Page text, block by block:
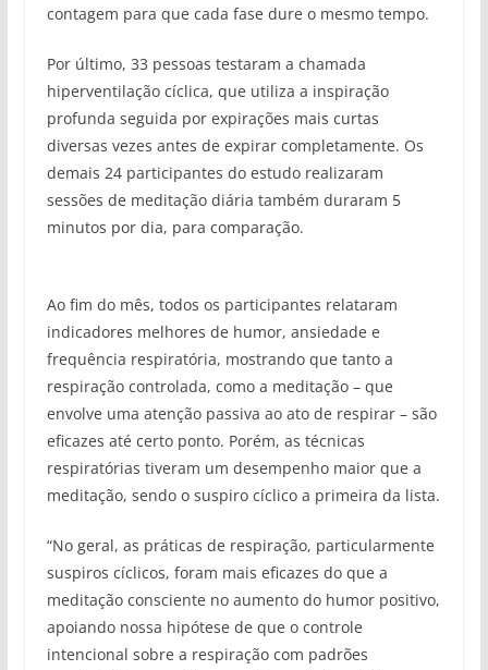
contagem para que cada fase dure o mesmo tempo.
Por último, 33 pessoas testaram a chamada
hiperventilação cíclica, que utiliza a inspiração
profunda seguida por expirações mais curtas
diversas vezes antes de expirar completamente. Os
demais 24 participantes do estudo realizaram
sessões de meditação diária também duraram 5
minutos por dia, para comparação.
Ao fim do mês, todos os participantes relataram
indicadores melhores de humor, ansiedade e
frequência respiratória, mostrando que tanto a
respiração controlada, como a meditação – que
envolve uma atenção passiva ao ato de respirar – são
eficazes até certo ponto. Porém, as técnicas
respiratórias tiveram um desempenho maior que a
meditação, sendo o suspiro cíclico a primeira da lista.
“No geral, as práticas de respiração, particularmente
suspiros cíclicos, foram mais eficazes do que a
meditação consciente no aumento do humor positivo,
apoiando nossa hipótese de que o controle
intencional sobre a respiração com padrões